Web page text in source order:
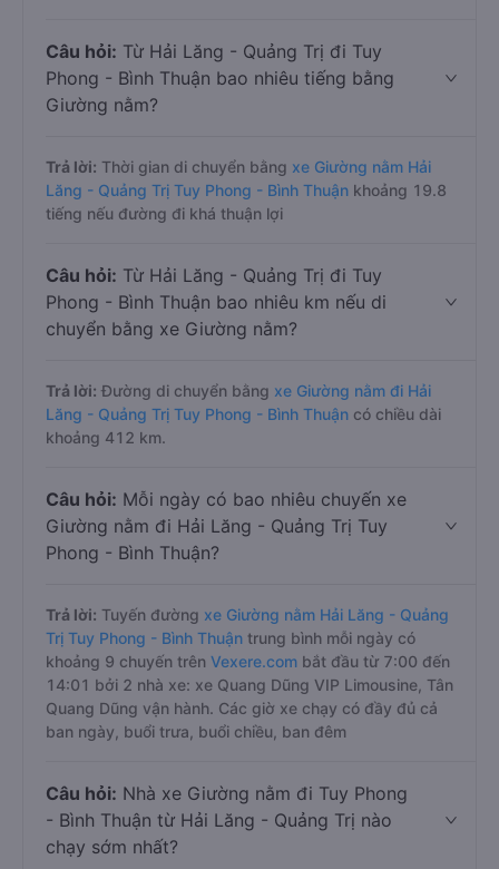
Câu hỏi: Từ Hải Lăng - Quảng Trị đi Tuy
Phong - Bình Thuận bao nhiêu tiếng bằng
Giường nằm?
Trả lời: Thời gian di chuyển bằng xe Giường nằm Hải
Lăng - Quảng Trị Tuy Phong - Bình Thuận khoảng 19.8
tiếng nếu đường đi khá thuận lợi
Câu hỏi: Từ Hải Lăng - Quảng Trị đi Tuy
Phong - Bình Thuận bao nhiêu km nếu di
chuyển bằng xe Giường nằm?
Trả lời: Đường di chuyển bằng xe Giường nằm đi Hải
Lăng - Quảng Trị Tuy Phong - Bình Thuận có chiều dài
khoảng 412 km.
Câu hỏi: Mỗi ngày có bao nhiêu chuyến xe
Giường nằm đi Hải Lăng - Quảng Trị Tuy
Phong - Bình Thuận?
Trả lời: Tuyến đường xe Giường nằm Hải Lăng - Quảng
Trị Tuy Phong - Bình Thuận trung bình mỗi ngày có
khoảng 9 chuyến trên Vexere.com bắt đầu từ 7:00 đến
14:01 bởi 2 nhà xe: xe Quang Dũng VIP Limousine, Tân
Quang Dũng vận hành. Các giờ xe chạy có đầy đủ cả
ban ngày, buổi trưa, buổi chiều, ban đêm
Câu hỏi: Nhà xe Giường nằm đi Tuy Phong
- Bình Thuận từ Hải Lăng - Quảng Trị nào
chạy sớm nhất?